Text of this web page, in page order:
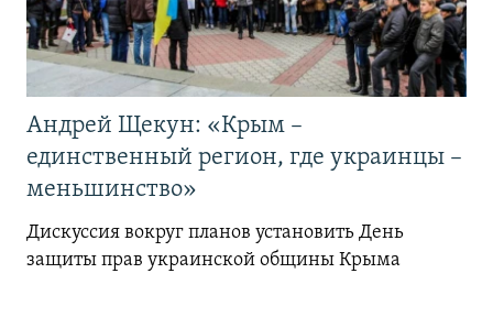
Андрей Щекун: «Крым –
единственный регион, где украинцы –
меньшинство»
Дискуссия вокруг планов установить День
защиты прав украинской общины Крыма